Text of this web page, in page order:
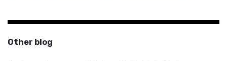
Other blog